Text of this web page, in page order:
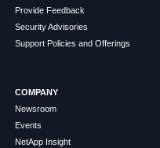
Provide Feedback
Security Advisories
Support Policies and Offerings
COMPANY
Newsroom
Events
NetApp Insight